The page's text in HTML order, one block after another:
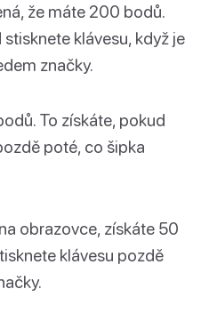
že máte 200 bodů.
klávesu, když je
značky.
To získáte, pokud
poté, co šipka
obrazovce, získáte 50
klávesu pozdě